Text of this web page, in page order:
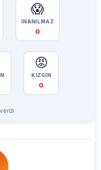
😱
İNANILMAZ
0
😡
KIZGIN
0